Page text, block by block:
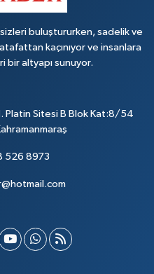
buluştururken, sadelik ve
kaçınıyor ve insanlara
bir altyapı sunuyor.
Platin Sitesi B Blok Kat:8/54
526 8973